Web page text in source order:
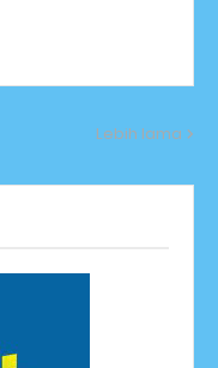
Lebih lama